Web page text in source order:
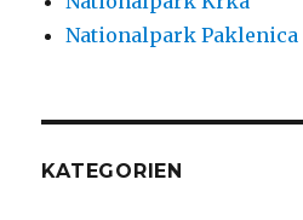
Nationalpark Paklenica
KATEGORIEN